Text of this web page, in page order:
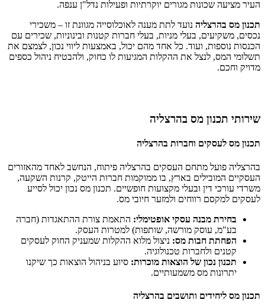
העיר מציעה שכונות מגורים יוקרתיות ופעילות נדל"ן ענפה.
תכנון מס בהרצליה נועד לתת מענה לאוכלוסייה מגוונת זו – משכירי
נכסים, משקיעים, בעלי מניות, בעלי חברות קטנות ובינוניות, שכירים עם
הכנסות נוספות, ועוד. כל אחד מהם יכול, באמצעות ליווי נכון, לצמצם את
תשלומי המס, לנצל את ההקלות המגיעות לו כחוק, ולהבטיח ניהול כספים
מדויק וחכם.
שירותי תכנון מס בהרצליה
תכנון מס לעסקים וחברות בהרצליה
בהרצליה פועל מתחם העסקים בהרצליה פיתוח, הנחשב לאחד מהאזורים
העסקיים המובילים בארץ, בו ממוקמות חברות הייטק, קרנות השקעה,
משרדי עורכי דין ובעלי מקצועות חופשיים. תכנון מס נכון יכול לסייע
לעסקים למקסם רווחים ולמזער חיובי מס.
בחירת מבנה עסקי אופטימלי: התאמת צורת ההתאגדות (חברה
בע"מ, עוסק מורשה, שותפות) למטרות העסק.
הפחתת חבות מס: ניצול מלוא ההקלות שמעניק החוק לעסקים
קטנים ולחברות טכנולוגיה.
תכנון נכון של הוצאות מוכרות: סיוע בניהול הוצאות כך שיקנו
יתרונות מס משמעותיים.
תכנון מס ליחידים ותושבים בהרצליה